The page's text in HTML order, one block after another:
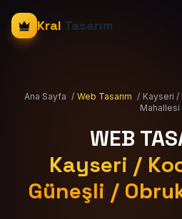
Kral Tasarım
Ana Sayfa / Web Tasarım / Kayseri /
Mahallesi
WEB
Kayseri /
Güneşli /